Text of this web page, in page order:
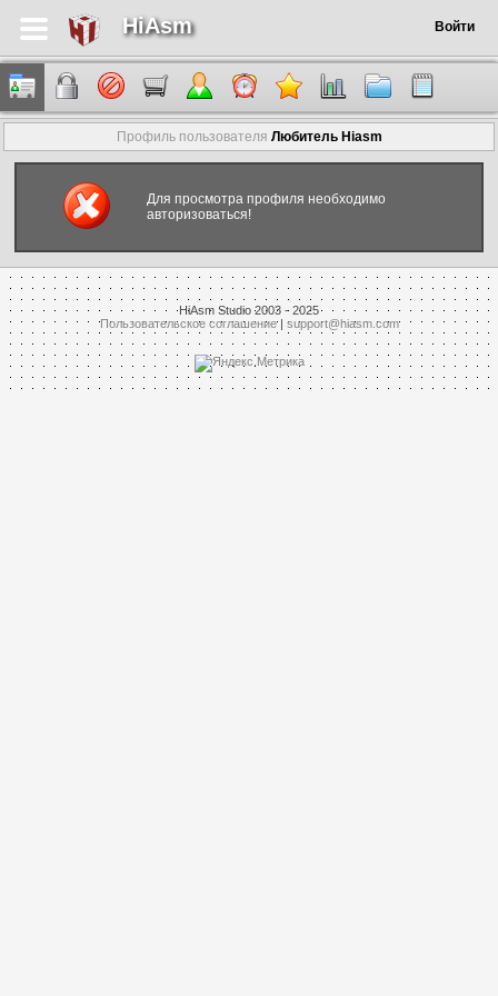
HiAsm Войти
Профиль пользователя Любитель Hiasm
Для просмотра профиля необходимо
авторизоваться!
HiAsm Studio 2003 - 2025
Пользовательское соглашение| support@hiasm.com